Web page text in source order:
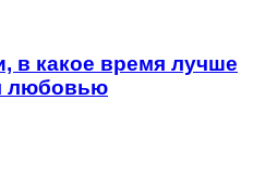
в какое время лучше
любовью